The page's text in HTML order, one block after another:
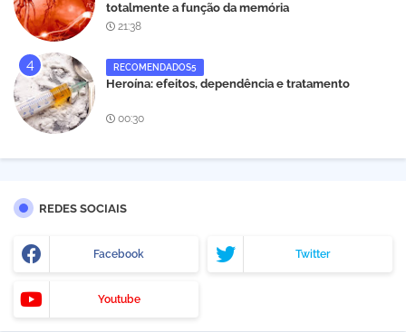
totalmente a função da memória
21:38
RECOMENDADOS5
Heroína: efeitos, dependência e tratamento
00:30
REDES SOCIAIS
Facebook Twitter
Youtube